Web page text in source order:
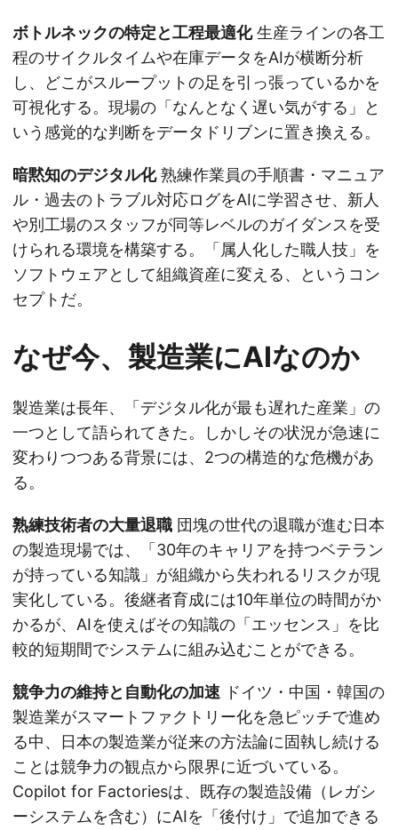
ボトルネックの特定と工程最適化生産ラインの各工
程のサイクルタイムや在庫データをAIが横断分析
し、どこがスループットの足を引っ張っているかを
可視化する。現場の「なんとなく遅い気がする」と
いう感覚的な判断をデータドリブンに置き換える。
暗黙知のデジタル化熟練作業員の手順書・マニュア
ル・過去のトラブル対応ログをAIに学習させ、新人
や別工場のスタッフが同等レベルのガイダンスを受
けられる環境を構築する。「属人化した職人技」を
ソフトウェアとして組織資産に変える、というコン
セプトだ。
なぜ今、製造業にAIなのか
製造業は長年、「デジタル化が最も遅れた産業」の
一つとして語られてきた。しかしその状況が急速に
変わりつつある背景には、2つの構造的な危機があ
る。
熟練技術者の大量退職 団塊の世代の退職が進む日本
の製造現場では、「30年のキャリアを持つベテラン
が持っている知識」が組織から失われるリスクが現
実化している。後継者育成には10年単位の時間がか
かるが、AIを使えばその知識の「エッセンス」を比
較的短期間でシステムに組み込むことができる。
競争力の維持と自動化の加速 ドイツ・中国・韓国の
製造業がスマートファクトリー化を急ピッチで進め
る中、日本の製造業が従来の方法論に固執し続ける
ことは競争力の観点から限界に近づいている。
Copilot for Factoriesは、既存の製造設備（レガシ
ーシステムを含む）にAIを「後付け」で追加できる